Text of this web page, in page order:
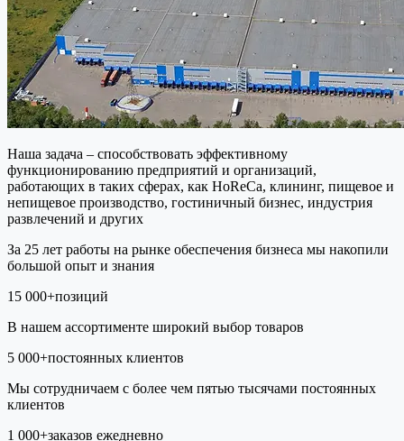
Наша задача – способствовать эффективному
функционированию предприятий и организаций,
работающих в таких сферах, как HoReCa, клининг, пищевое и
непищевое производство, гостиничный бизнес, индустрия
развлечений и других
За 25 лет работы на рынке обеспечения бизнеса мы накопили
большой опыт и знания
15 000+позиций
В нашем ассортименте широкий выбор товаров
5 000+постоянных клиентов
Мы сотрудничаем с более чем пятью тысячами постоянных
клиентов
1 000+заказов ежедневно